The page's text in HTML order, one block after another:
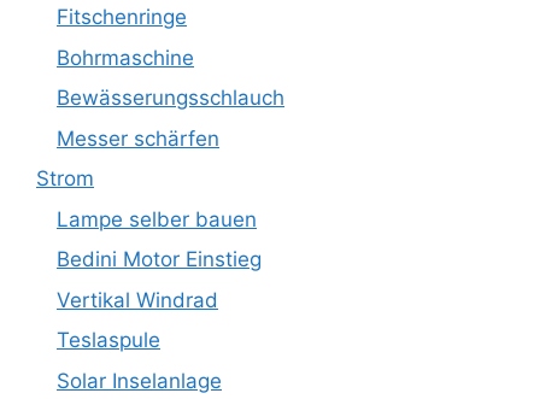
Fitschenringe
Bohrmaschine
Bewässerungsschlauch
Messer schärfen
Strom
Lampe selber bauen
Bedini Motor Einstieg
Vertikal Windrad
Teslaspule
Solar Inselanlage